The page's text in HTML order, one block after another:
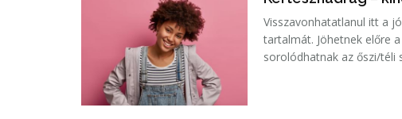
Visszavonhatatlanul itt a
tartalmát. Jöhetnek előre
sorolódhatnak az őszi/téli